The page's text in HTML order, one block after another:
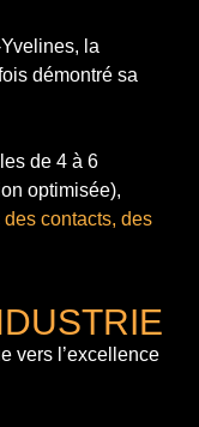
la
démontré sa
de 4 à 6
optimisée),
des contacts, des
vers l’excellence